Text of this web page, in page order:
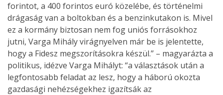
forintot, a 400 forintos euró közelébe, és történelmi
drágaság van a boltokban és a benzinkutakon is. Mivel
ez a kormány biztosan nem fog uniós forrásokhoz
jutni, Varga Mihály virágnyelven már be is jelentette,
hogy a Fidesz megszorításokra készül.” – magyarázta a
politikus, idézve Varga Mihályt: “a választások után a
legfontosabb feladat az lesz, hogy a háború okozta
gazdasági nehézségekhez igazítsák az